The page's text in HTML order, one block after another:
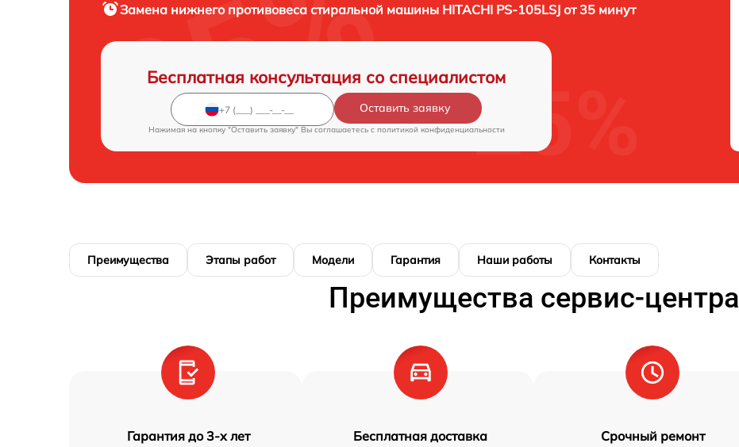
Замена нижнего противовеса стиральной машины HITACHI PS-105LSJ от 35 минут
Бесплатная консультация со специалистом
Оставить заявку
Нажимая на кнопку "Оставить заявку" Вы соглашаетесь c политикой конфиденциальности
Преимущества Этапы работ Модели Гарантия Наши работы Контакты
Преимущества сервис-центра
Гарантия до 3-х лет Бесплатная доставка Срочный ремонт